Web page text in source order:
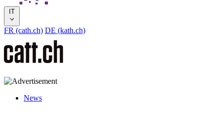
IT
FR (cath.ch) DE (kath.ch)
News